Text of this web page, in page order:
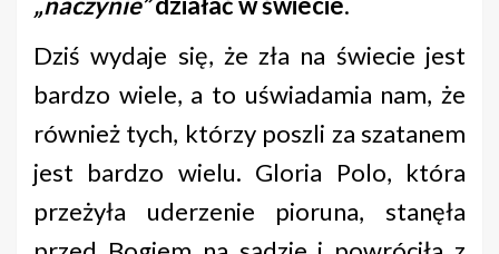
Dziś wydaje się, że zła na świecie jest
bardzo wiele, a to uświadamia nam, że
również tych, którzy poszli za szatanem
jest bardzo wielu. Gloria Polo, która
przeżyła uderzenie pioruna, stanęła